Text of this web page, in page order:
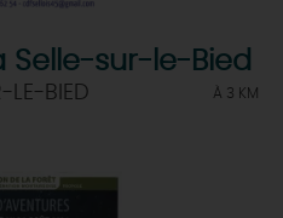
Selle-sur-le-Bied
LE-BIED À 3 KM